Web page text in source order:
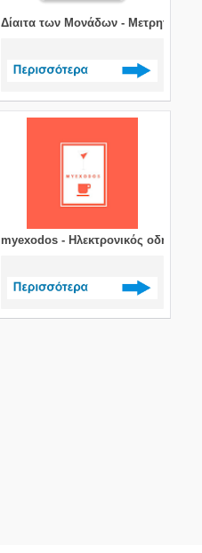
Δίαιτα των Μονάδων - Μετρητής
Δείτε περισσότερα >
myexodos - Ηλεκτρονικός οδηγός